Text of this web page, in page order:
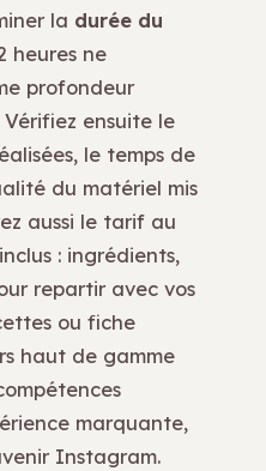
la durée du
heures ne
profondeur
Vérifiez ensuite le
le temps de
du matériel mis
aussi le tarif au
: ingrédients,
repartir avec vos
ou fiche
haut de gamme
marquante,
Instagram.